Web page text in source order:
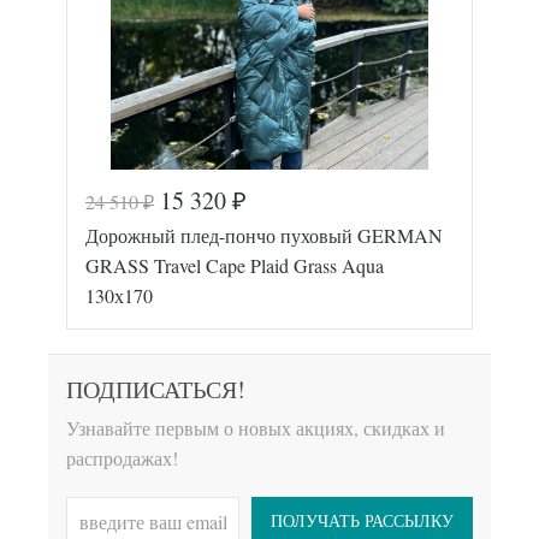
Код товара
577-572
Артикул
GG-23131
7
покрывала
Ткань
Лаке/
Производитель
Grass
24 510₽ 15 320 ₽
Дорожный плед-пончо пуховый GERMAN
GRASS Travel Cape Plaid Grass Aqua
130х170
ПОДПИСАТЬСЯ!
Узнавайте первым о новых акциях, скидках и
распродажах!
ПОЛУЧАТЬ РАССЫЛКУ